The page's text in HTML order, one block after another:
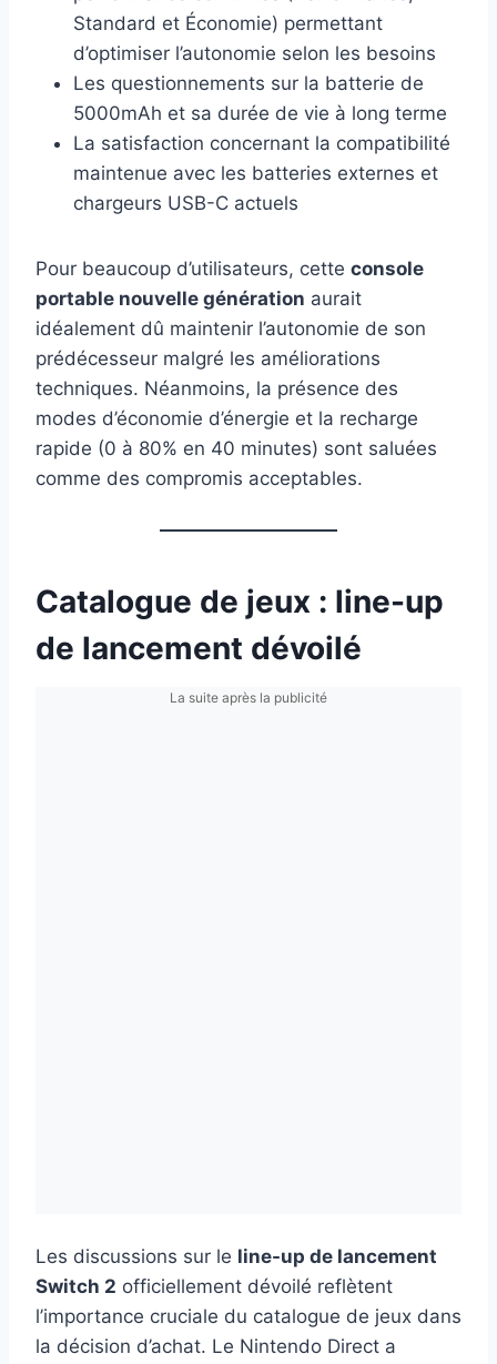
Standard et Économie) permettant
d’optimiser l’autonomie selon les besoins
Les questionnements sur la batterie de
5000mAh et sa durée de vie à long terme
La satisfaction concernant la compatibilité
maintenue avec les batteries externes et
chargeurs USB-C actuels
Pour beaucoup d’utilisateurs, cette console
portable nouvelle génération aurait
idéalement dû maintenir l’autonomie de son
prédécesseur malgré les améliorations
techniques. Néanmoins, la présence des
modes d’économie d’énergie et la recharge
rapide (0 à 80% en 40 minutes) sont saluées
comme des compromis acceptables.
Catalogue de jeux : line-up
de lancement dévoilé
La suite après la publicité
Les discussions sur le line-up de lancement
Switch 2 officiellement dévoilé reflètent
l’importance cruciale du catalogue de jeux dans
la décision d’achat. Le Nintendo Direct a